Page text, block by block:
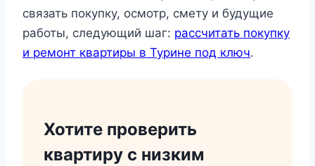
связать покупку, осмотр, смету и будущие
работы, следующий шаг: рассчитать покупку
и ремонт квартиры в Турине под ключ.
Хотите проверить
квартиру с низким